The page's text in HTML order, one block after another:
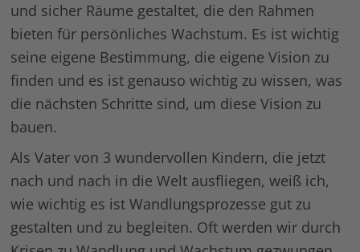
und sicher Räume gestaltet, die den Rahmen
bieten für persönliches Wachstum. Es ist wichtig
seine eigene Bestimmung, die eigene Vision zu
finden und es ist genauso wichtig zu wissen, was
die nächsten Schritte sind, um diese Vision zu
bauen.
Als Vater von 3 wundervollen Kindern, die jetzt
nach und nach in die Welt ausfliegen, weiß ich,
wie wichtig es ist Wandlungsprozesse gut zu
gestalten und zu begleiten. Oft werden wir durch